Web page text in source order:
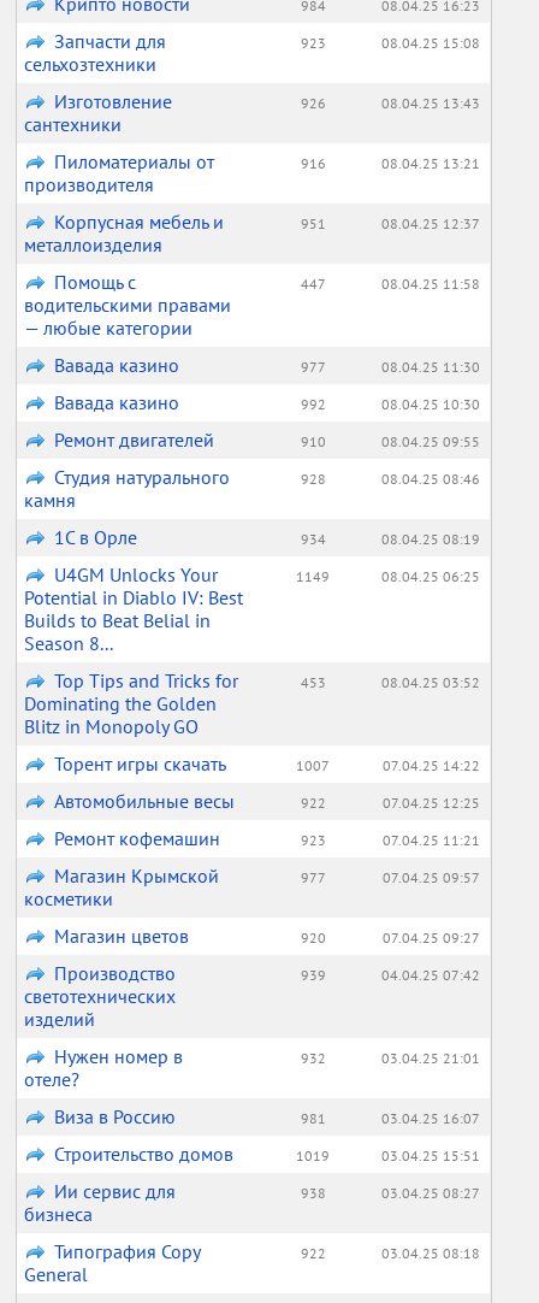
984 08.04.25 16:23
Запчасти для
сельхозтехники
923 08.04.25 15:08
Изготовление
сантехники
926 08.04.25 13:43
Пиломатериалы от
производителя
916 08.04.25 13:21
Корпусная мебель и
металлоизделия
951 08.04.25 12:37
Помощь с
водительскими правами
— любые категории
447 08.04.25 11:58
Вавада казино 977 08.04.25 11:30
Вавада казино 992 08.04.25 10:30
Ремонт двигателей 910 08.04.25 09:55
Студия натурального
камня
928 08.04.25 08:46
1С в Орле 934 08.04.25 08:19
U4GM Unlocks Your
Potential in Diablo IV: Best
Builds to Beat Belial in
Season 8...
1149 08.04.25 06:25
Top Tips and Tricks for
Dominating the Golden
Blitz in Monopoly GO
453 08.04.25 03:52
Торент игры скачать 1007 07.04.25 14:22
Автомобильные весы 922 07.04.25 12:25
Ремонт кофемашин 923 07.04.25 11:21
Магазин Крымской
косметики
977 07.04.25 09:57
Магазин цветов 920 07.04.25 09:27
Производство
светотехнических
изделий
939 04.04.25 07:42
Нужен номер в
отеле?
932 03.04.25 21:01
Виза в Россию 981 03.04.25 16:07
Строительство домов 1019 03.04.25 15:51
Ии сервис для
бизнеса
938 03.04.25 08:27
Типография Copy
General
922 03.04.25 08:18